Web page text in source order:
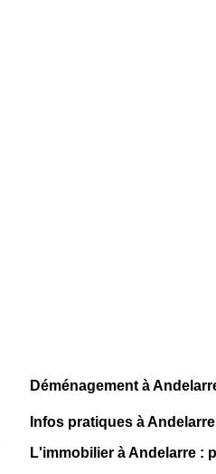
Déménagement à
Infos pratiques à Andelarre
L'immobilier à Andelarre :